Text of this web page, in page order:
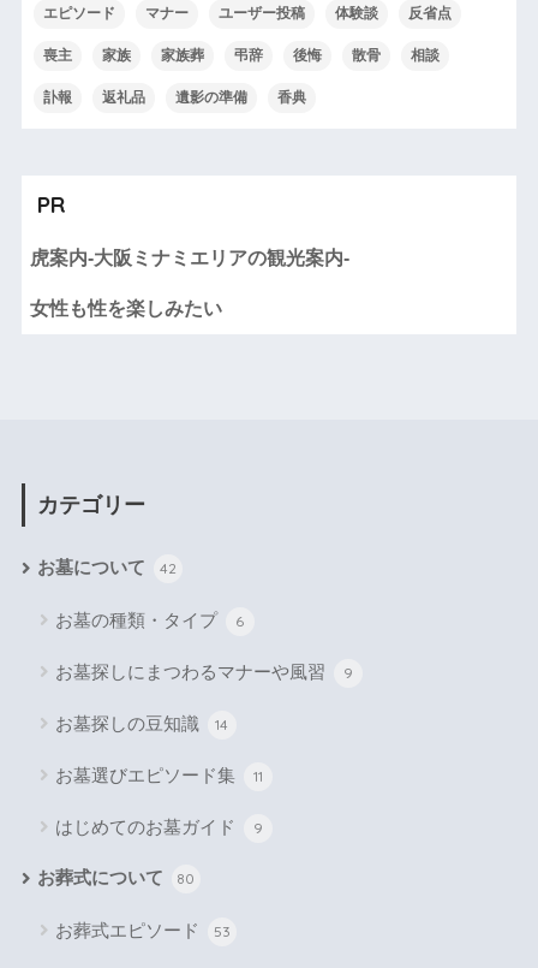
エピソード マナー ユーザー投稿 体験談 反省点
喪主 家族 家族葬 弔辞 後悔 散骨 相談
訃報 返礼品 遺影の準備 香典
PR
虎案内-大阪ミナミエリアの観光案内-
女性も性を楽しみたい
カテゴリー
お墓について 42
お墓の種類・タイプ 6
お墓探しにまつわるマナーや風習 9
お墓探しの豆知識 14
お墓選びエピソード集 11
はじめてのお墓ガイド 9
お葬式について 80
お葬式エピソード 53